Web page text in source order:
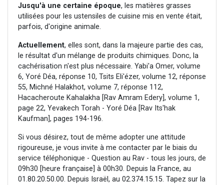
Jusqu'à une certaine époque, les matières grasses
utilisées pour les ustensiles de cuisine mis en vente était,
parfois, d'origine animale.
Actuellement, elles sont, dans la majeure partie des cas,
le résultat d'un mélange de produits chimiques. Donc, la
cachérisation n'est plus nécessaire. Yabi'a Omer, volume
6, Yoré Déa, réponse 10, Tsits Eli'ézer, volume 12, réponse
55, Michné Halakhot, volume 7, réponse 112,
Hacacheroute Kahalakha [Rav Amram Edery], volume 1,
page 22, Yevakech Torah - Yoré Déa [Rav Its'hak
Kaufman], pages 194-196.
Si vous désirez, tout de même adopter une attitude
rigoureuse, je vous invite à me contacter par le biais du
service téléphonique - Question au Rav - tous les jours, de
09h30 [heure française] à 00h30. Depuis la France, au
01.80.20.50.00. Depuis Israël, au 02.374.15.15. Tapez sur la